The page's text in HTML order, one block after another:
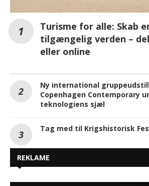
Turisme for alle: Skab
tilgængelig verden –
eller online
Ny international
Copenhagen Contemporary
teknologiens sjæl
Tag med til Krigshistorisk
REKLAME